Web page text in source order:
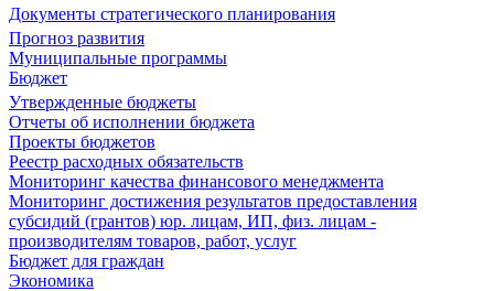
Документы стратегического планирования
Прогноз развития
Муниципальные программы
Бюджет
Утвержденные бюджеты
Отчеты об исполнении бюджета
Проекты бюджетов
Реестр расходных обязательств
Мониторинг качества финансового менеджмента
Мониторинг достижения результатов предоставления
субсидий (грантов) юр. лицам, ИП, физ. лицам -
производителям товаров, работ, услуг
Бюджет для граждан
Экономика